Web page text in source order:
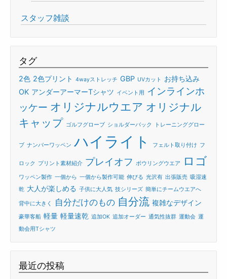
スタッフ雑談
タグ
2色 2色プリント 4wayストレッチ GBP UVカット
お持ち込み
OK アンダーアーマーTシャツ イベント用
インラインホ
ッケー オリジナルウエア オリジナル
キャップ ゴルフグローブ ショルダーバック トレーニンググロー
ブ ナンバーワッペン ハイライト フェルト取り付け フ
ロック プリント素材紹介 プレイオフ ボウリングウエア ロゴ
ワッペン製作 一個から 一個から製作可能 伸びる 光沢有 出張販売 吸湿速
乾 大人が楽しめる 子供に大人気 技シリーズ 簡単にチームウエアへ
背中に大きく 自分だけのもの 自分流 複雑なデザイン
豪華客船 軽量 軽量速乾 追加OK 追加オーダー 通気性抜群 運動会 運
動会用Tシャツ
最近の投稿